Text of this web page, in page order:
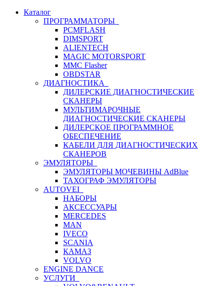
Каталог
ПРОГРАММАТОРЫ
PCMFLASH
DIMSPORT
ALIENTECH
MAGIC MOTORSPORT
MMC Flasher
OBDSTAR
ДИАГНОСТИКА
ДИЛЕРСКИЕ ДИАГНОСТИЧЕСКИЕ
СКАНЕРЫ
МУЛЬТИМАРОЧНЫЕ
ДИАГНОСТИЧЕСКИЕ СКАНЕРЫ
ДИЛЕРСКОЕ ПРОГРАММНОЕ
ОБЕСПЕЧЕНИЕ
КАБЕЛИ ДЛЯ ДИАГНОСТИЧЕСКИХ
СКАНЕРОВ
ЭМУЛЯТОРЫ
ЭМУЛЯТОРЫ МОЧЕВИНЫ АdBlue
ТАХОГРАФ ЭМУЛЯТОРЫ
AUTOVEI
НАБОРЫ
АКСЕССУАРЫ
MERCEDES
MAN
IVECO
SCANIA
КАМАЗ
VOLVO
ENGINE DANCE
УСЛУГИ